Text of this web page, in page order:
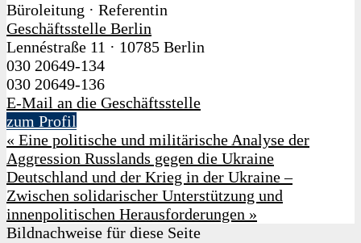
Büroleitung · Referentin
Geschäftsstelle Berlin
Lennéstraße 11 · 10785 Berlin
030 20649-134
030 20649-136
E-Mail an die Geschäftsstelle
zum Profil
« Eine politische und militärische Analyse der
Aggression Russlands gegen die Ukraine
Deutschland und der Krieg in der Ukraine –
Zwischen solidarischer Unterstützung und
innenpolitischen Herausforderungen »
Bildnachweise für diese Seite